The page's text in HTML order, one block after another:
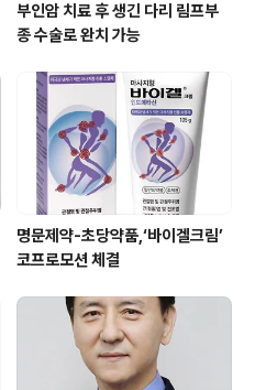
부인암 치료 후 생긴 다리 림프부
종 수술로 완치 가능
명문제약-초당약품,‘바이겔크림’
코프로모션 체결